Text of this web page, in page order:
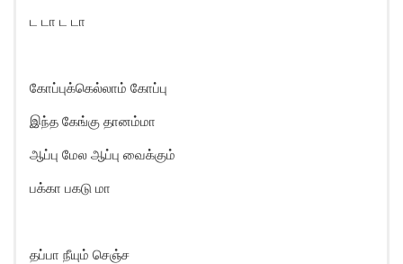
ட டா ட டா
கோப்புக்கெல்லாம் கோப்பு
இந்த கேங்கு தானம்மா
ஆப்பு மேல ஆப்பு வைக்கும்
பக்கா பகடு மா
தப்பா நீயும் செஞ்ச